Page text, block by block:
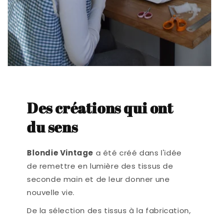
Des créations qui ont
du sens
Blondie Vintage a été créé dans l'idée
de remettre en lumière des tissus de
seconde main et de leur donner une
nouvelle vie.
De la sélection des tissus à la fabrication,